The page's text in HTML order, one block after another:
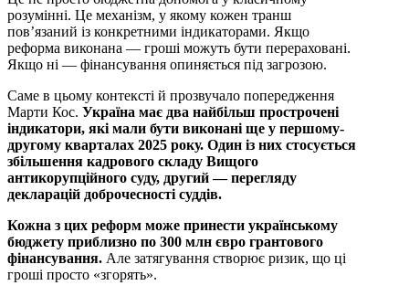
розумінні. Це механізм, у якому кожен транш
пов’язаний із конкретними індикаторами. Якщо
реформа виконана — гроші можуть бути перераховані.
Якщо ні — фінансування опиняється під загрозою.
Саме в цьому контексті й прозвучало попередження
Марти Кос. Україна має два найбільш прострочені
індикатори, які мали бути виконані ще у першому-
другому кварталах 2025 року. Один із них стосується
збільшення кадрового складу Вищого
антикорупційного суду, другий — перегляду
декларацій доброчесності суддів.
Кожна з цих реформ може принести українському
бюджету приблизно по 300 млн євро грантового
фінансування. Але затягування створює ризик, що ці
гроші просто «згорять».